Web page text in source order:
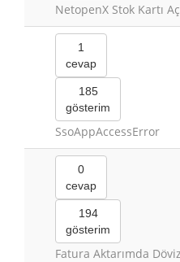
NetopenX Stok Kartı
1
cevap
185
gösterim
SsoAppAccessError
0
cevap
194
gösterim
Fatura Aktarımda